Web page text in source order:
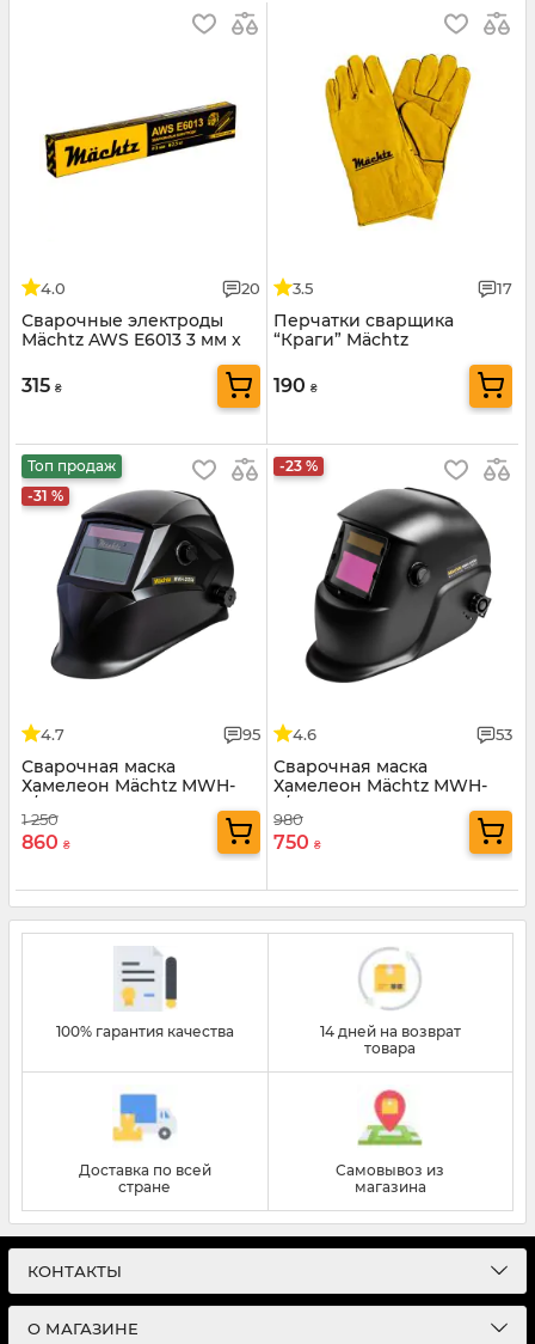
4.0 20
Сварочные электроды
Mächtz AWS E6013 3 мм x
315 ₴
3.5 17
Перчатки сварщика
“Краги” Mächtz
190 ₴
Топ продаж
-31 %
4.7 95
Сварочная маска
Хамелеон Mächtz MWH-
2/254
1 250
860 ₴
-23 %
4.6 53
Сварочная маска
Хамелеон Mächtz MWH-
2/154
980
750 ₴
100% гарантия качества
14 дней на возврат
товара
Доставка по всей
стране
Самовывоз из
магазина
КОНТАКТЫ
О МАГАЗИНЕ